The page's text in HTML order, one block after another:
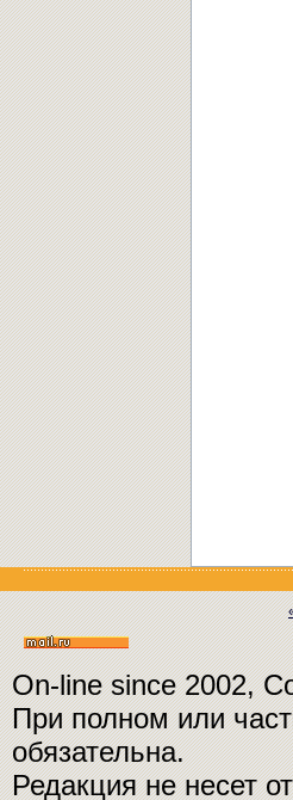
On-line since 2002,
При полном или
обязательна.
Редакция не несет